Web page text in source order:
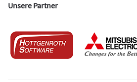
Unsere Partner